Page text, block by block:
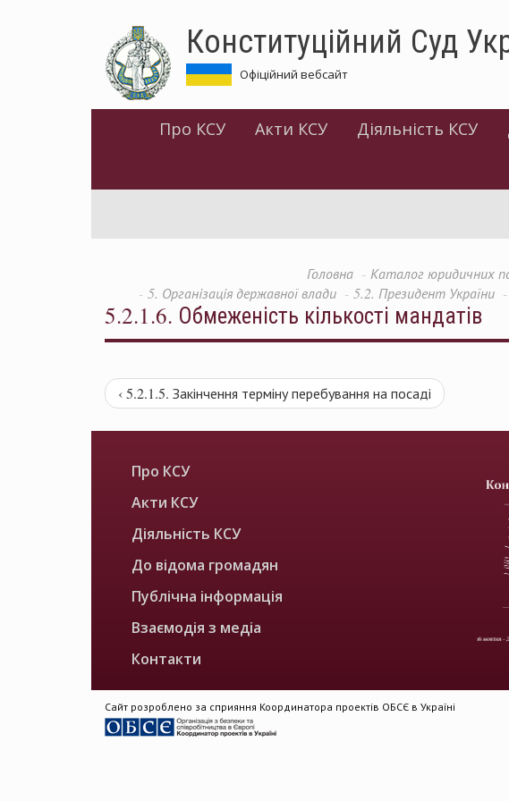
Конституційний Суд
Офіційний вебсайт
Про КСУ Акти КСУ Діяльність КСУ
Головна Каталог юридичних
5. Організація державної влади
5.2. Президент України
5.2.1.6. Обмеженість кількості мандатів
‹ 5.2.1.5. Закінчення терміну перебування на посаді
Про КСУ
Акти КСУ
Діяльність КСУ
До відома громадян
Публічна інформація
Взаємодія з медіа
Контакти
Сайт розроблено за сприяння Координатора проектів ОБСЄ в Україні